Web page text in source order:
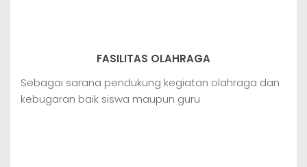
FASILITAS OLAHRAGA
Sebagai sarana pendukung kegiatan olahraga dan
kebugaran baik siswa maupun guru